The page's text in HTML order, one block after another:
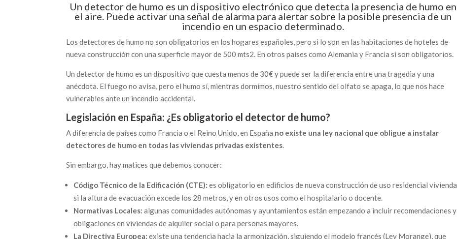
Un detector de humo es un dispositivo electrónico que detecta la presencia de humo en
el aire. Puede activar una señal de alarma para alertar sobre la posible presencia de un
incendio en un espacio determinado.
Los detectores de humo no son obligatorios en los hogares españoles, pero si lo son en las habitaciones de hoteles de
nueva construcción con una superficie mayor de 500 mts2. En otros países como Alemania y Francia si son obligatorios.
Un detector de humo es un dispositivo que cuesta menos de 30€ y puede ser la diferencia entre una tragedia y una
anécdota. El fuego no avisa, pero el humo sí, mientras dormimos, nuestro sentido del olfato se apaga, lo que nos hace
vulnerables ante un incendio accidental.
Legislación en España: ¿Es obligatorio el detector de humo?
A diferencia de países como Francia o el Reino Unido, en España no existe una ley nacional que obligue a instalar
detectores de humo en todas las viviendas privadas existentes.
Sin embargo, hay matices que debemos conocer:
Código Técnico de la Edificación (CTE): es obligatorio en edificios de nueva construcción de uso residencial vivienda
si la altura de evacuación excede los 28 metros, y en otros usos como el hospitalario o docente.
Normativas Locales: algunas comunidades autónomas y ayuntamientos están empezando a incluir recomendaciones y
obligaciones en viviendas de alquiler social o para personas mayores.
La Directiva Europea: existe una tendencia hacia la armonización, siguiendo el modelo francés (Ley Morange), que